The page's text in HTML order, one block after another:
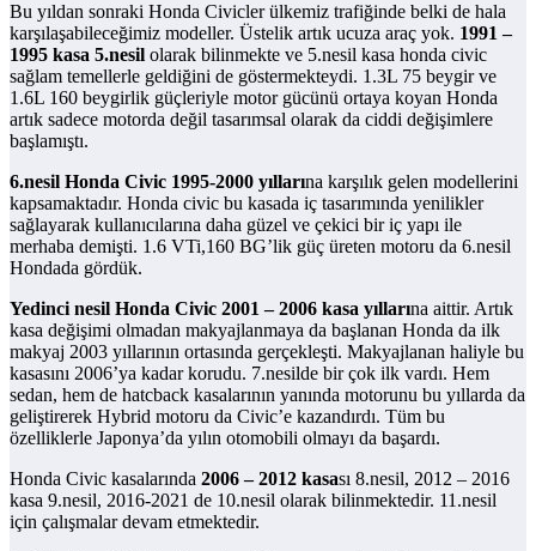
Bu yıldan sonraki Honda Civicler ülkemiz trafiğinde belki de hala
karşılaşabileceğimiz modeller. Üstelik artık ucuza araç yok. 1991 –
1995 kasa 5.nesil olarak bilinmekte ve 5.nesil kasa honda civic
sağlam temellerle geldiğini de göstermekteydi. 1.3L 75 beygir ve
1.6L 160 beygirlik güçleriyle motor gücünü ortaya koyan Honda
artık sadece motorda değil tasarımsal olarak da ciddi değişimlere
başlamıştı.
6.nesil Honda Civic 1995-2000 yıllarına karşılık gelen modellerini
kapsamaktadır. Honda civic bu kasada iç tasarımında yenilikler
sağlayarak kullanıcılarına daha güzel ve çekici bir iç yapı ile
merhaba demişti. 1.6 VTi,160 BG’lik güç üreten motoru da 6.nesil
Hondada gördük.
Yedinci nesil Honda Civic 2001 – 2006 kasa yıllarına aittir. Artık
kasa değişimi olmadan makyajlanmaya da başlanan Honda da ilk
makyaj 2003 yıllarının ortasında gerçekleşti. Makyajlanan haliyle bu
kasasını 2006’ya kadar korudu. 7.nesilde bir çok ilk vardı. Hem
sedan, hem de hatcback kasalarının yanında motorunu bu yıllarda da
geliştirerek Hybrid motoru da Civic’e kazandırdı. Tüm bu
özelliklerle Japonya’da yılın otomobili olmayı da başardı.
Honda Civic kasalarında 2006 – 2012 kasası 8.nesil, 2012 – 2016
kasa 9.nesil, 2016-2021 de 10.nesil olarak bilinmektedir. 11.nesil
için çalışmalar devam etmektedir.